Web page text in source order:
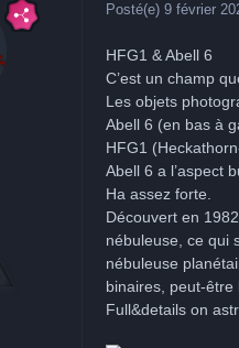
Posté(e) 9 février
HFG1 & Abell 6
C’est un champ
Les objets
Abell 6 (en bas à
HFG1
Abell 6 a l’aspect
Ha assez forte.
Découvert en
nébuleuse, ce qui
nébuleuse
binaires, peut-être
Full&details on